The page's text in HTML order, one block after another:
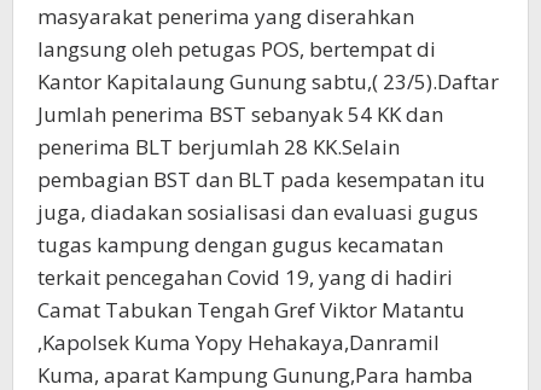
masyarakat penerima yang diserahkan
langsung oleh petugas POS, bertempat di
Kantor Kapitalaung Gunung sabtu,( 23/5).Daftar
Jumlah penerima BST sebanyak 54 KK dan
penerima BLT berjumlah 28 KK.Selain
pembagian BST dan BLT pada kesempatan itu
juga, diadakan sosialisasi dan evaluasi gugus
tugas kampung dengan gugus kecamatan
terkait pencegahan Covid 19, yang di hadiri
Camat Tabukan Tengah Gref Viktor Matantu
,Kapolsek Kuma Yopy Hehakaya,Danramil
Kuma, aparat Kampung Gunung,Para hamba